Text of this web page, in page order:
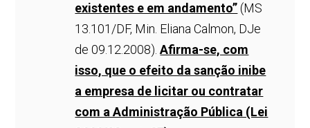
existentes e em andamento”(MS
13.101/DF, Min. Eliana Calmon, DJe
de 09.12.2008).Afirma-se, com
isso, que o efeito da sanção inibe
a empresa de licitar ou contratar
com a Administração Pública (Lei